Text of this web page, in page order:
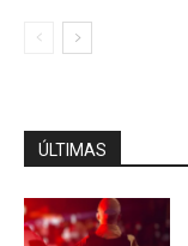
ÚLTIMAS